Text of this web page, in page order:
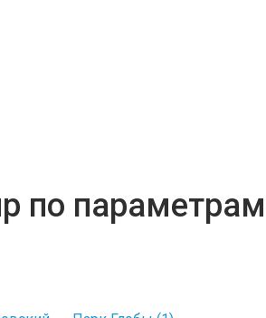
по параметрам